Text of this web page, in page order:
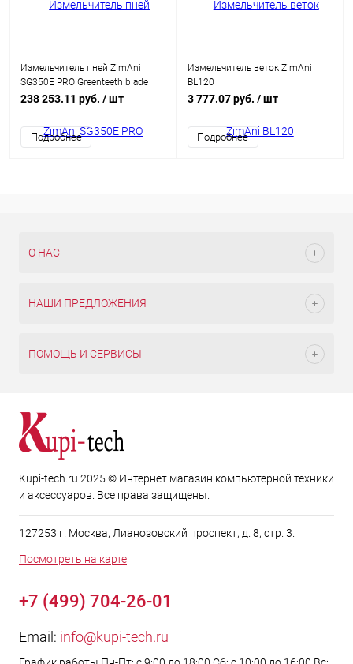
Измельчитель пней ZimAni
SG350E PRO Greenteeth blade
(DRK-ZJGB-478)
238 253.11 руб. / шт
Подробнее
Измельчитель веток ZimAni
BL120
3 777.07 руб. / шт
Подробнее
О НАС
НАШИ ПРЕДЛОЖЕНИЯ
ПОМОЩЬ И СЕРВИСЫ
Kupi-tech.ru 2025 © Интернет магазин компьютерной техники
и аксессуаров. Все права защищены.
127253 г. Москва, Лианозовский проспект, д. 8, стр. 3.
Посмотреть на карте
+7 (499) 704-26-01
Email: info@kupi-tech.ru